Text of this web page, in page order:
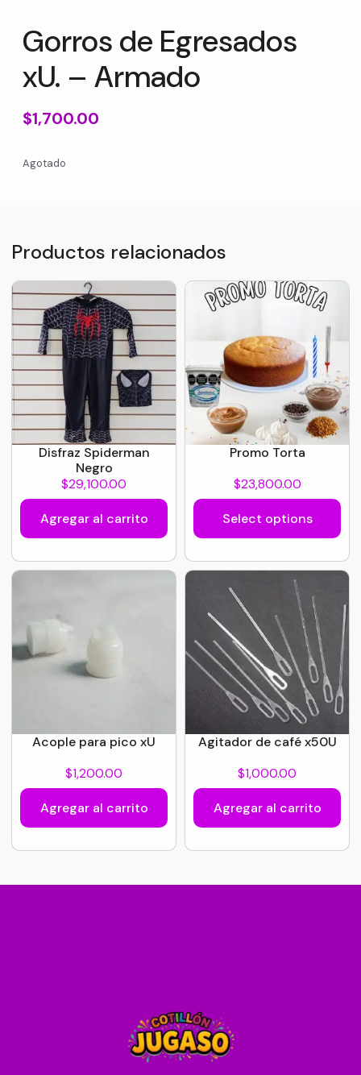
Gorros de Egresados
xU. – Armado
$1,700.00
Agotado
Productos relacionados
Disfraz Spiderman
Negro
$29,100.00
Agregar al carrito
Promo Torta
$23,800.00
Select options
Acople para pico xU
$1,200.00
Agregar al carrito
Agitador de café x50U
$1,000.00
Agregar al carrito